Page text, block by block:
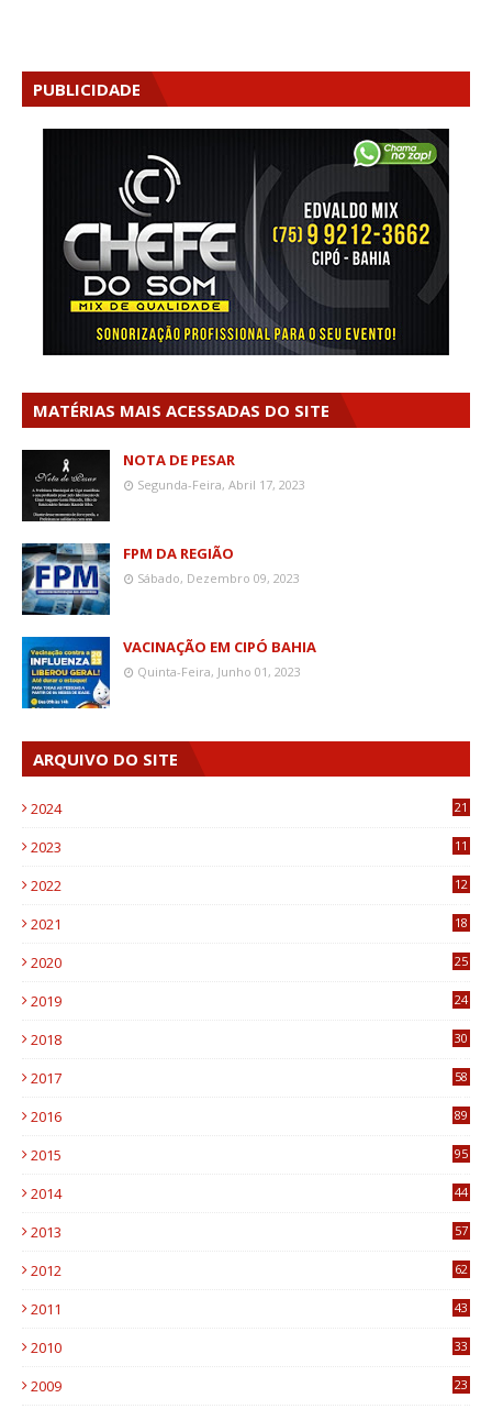
PUBLICIDADE
MATÉRIAS MAIS ACESSADAS DO SITE
NOTA DE PESAR
Segunda-Feira, Abril 17, 2023
FPM DA REGIÃO
Sábado, Dezembro 09, 2023
VACINAÇÃO EM CIPÓ BAHIA
Quinta-Feira, Junho 01, 2023
ARQUIVO DO SITE
2024 21
2023
11
2022
12
2021
18
2020
25
2019
24
2018
30
2017
58
2016
89
2015
95
2014
44
2013
57
2012
62
2011
43
2010
33
2009
23